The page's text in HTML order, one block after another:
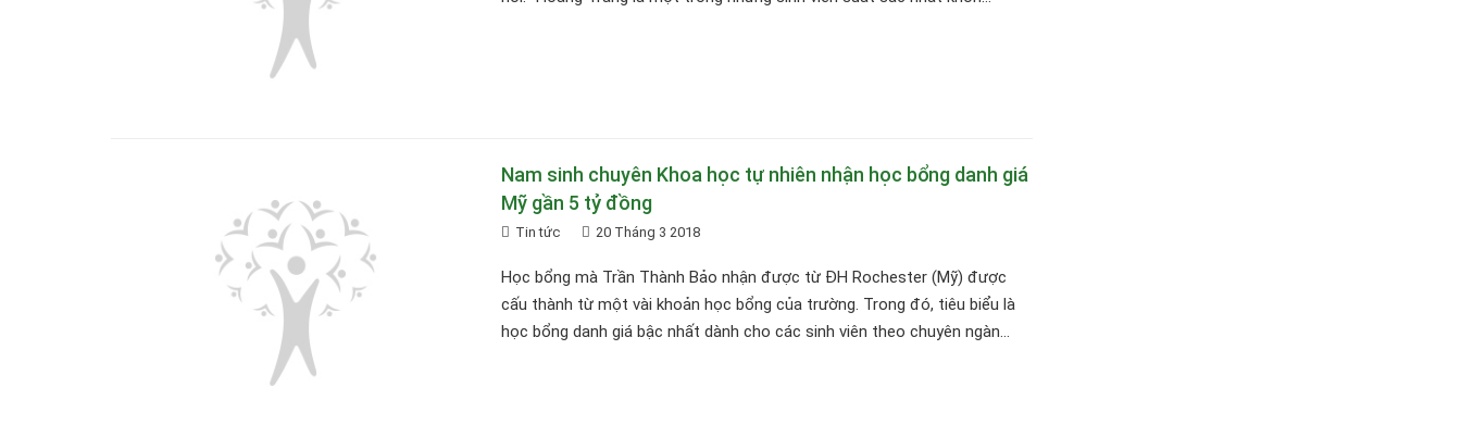
Nam sinh chuyên Khoa học tự nhiên nhận học bổng danh giá
Mỹ gần 5 tỷ đồng
Tin tức 20 Tháng 3 2018
Học bổng mà Trần Thành Bảo nhận được từ ĐH Rochester (Mỹ) được
cấu thành từ một vài khoản học bổng của trường. Trong đó, tiêu biểu là
học bổng danh giá bậc nhất dành cho các sinh viên theo chuyên ngàn...